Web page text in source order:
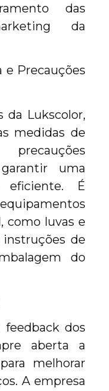
das
da
e Precauções
da Lukscolor,
medidas de
uma
eficiente. É
como luvas e
instruções de
do
feedback dos
aberta a
melhorar
A empresa